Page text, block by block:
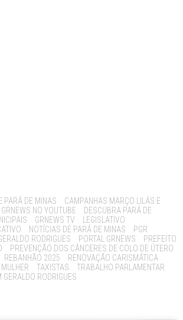
PARÁ DE MINAS
CAMPANHAS MARÇO LILÁS E
NO YOUTUBE
DESCUBRA PARÁ DE
GRNEWS TV
LEGISLATIVO
NOTÍCIAS DE PARÁ DE MINAS
PGR
RODRIGUES
PORTAL GRNEWS
PREFEITO
PREVENÇÃO DOS CÂNCERES DE COLO DE ÚTERO
REBANHÃO 2025
RENOVAÇÃO CARISMÁTICA
TAXISTAS
TRABALHO PARLAMENTAR
RODRIGUES